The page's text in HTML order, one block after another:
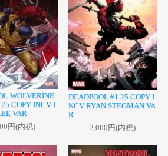
WOLVERINE
COPY INCV I
VAR
円(内税)
DEADPOOL #1 25 COPY I
NCV RYAN STEGMAN VA
R
2,000円(内税)